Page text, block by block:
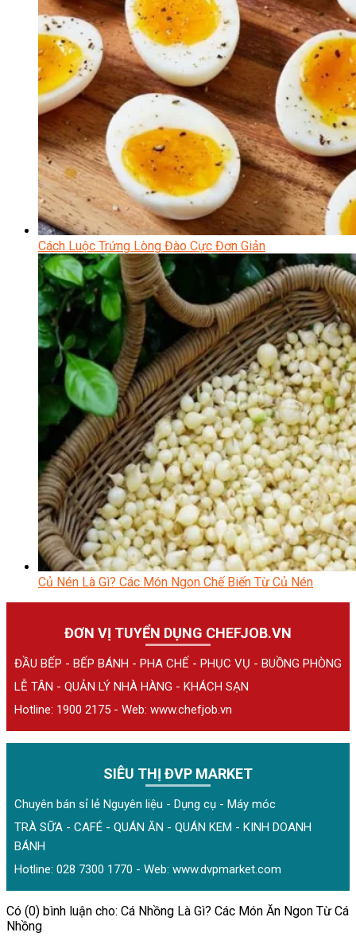
Cách Luộc Trứng Lòng Đào Cực Đơn Giản
Củ Nén Là Gì? Các Món Ngon Chế Biến Từ Củ Nén
ĐƠN VỊ TUYỂN DỤNG CHEFJOB.VN
ĐẦU BẾP - BẾP BÁNH - PHA CHẾ - PHỤC VỤ - BUỒNG PHÒNG
LỄ TÂN - QUẢN LÝ NHÀ HÀNG - KHÁCH SẠN
Hotline: 1900 2175 - Web: www.chefjob.vn
SIÊU THỊ ĐVP MARKET
Chuyên bán sỉ lẻ Nguyên liệu - Dụng cụ - Máy móc
TRÀ SỮA - CAFÉ - QUÁN ĂN - QUÁN KEM - KINH DOANH
BÁNH
Hotline: 028 7300 1770 - Web: www.dvpmarket.com
Có (0) bình luận cho: Cá Nhồng Là Gì? Các Món Ăn Ngon Từ Cá
Nhồng